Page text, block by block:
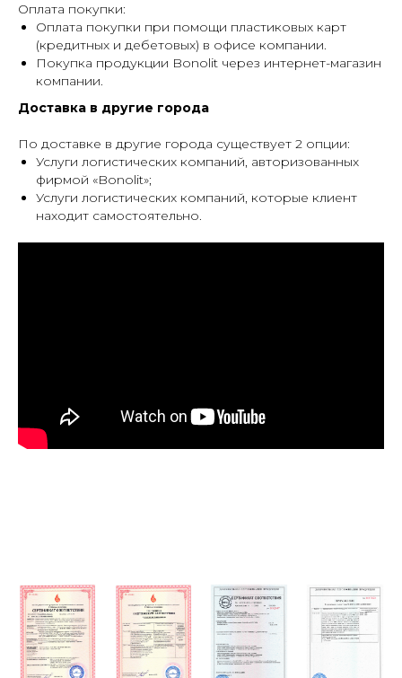
Оплата покупки:
Оплата покупки при помощи пластиковых карт
(кредитных и дебетовых) в офисе компании.
Покупка продукции Bonolit через интернет-магазин
компании.
Доставка в другие города
По доставке в другие города существует 2 опции:
Услуги логистических компаний, авторизованных
фирмой «Bonolit»;
Услуги логистических компаний, которые клиент
находит самостоятельно.